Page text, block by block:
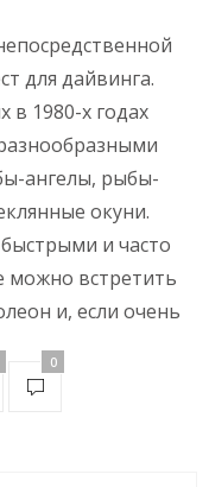
для дайвинга.
в 1980-х годах
ангелы, рыбы-
окуни.
и часто
встретить
и, если очень
0